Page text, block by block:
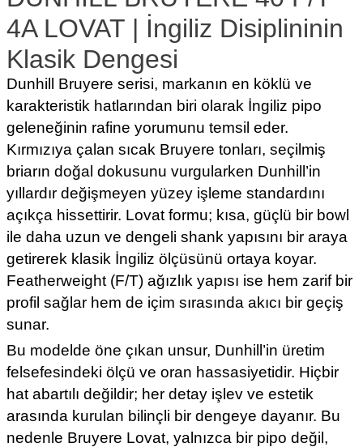
4A LOVAT | İngiliz Disiplininin
Klasik Dengesi
Dunhill Bruyere serisi, markanın en köklü ve
karakteristik hatlarından biri olarak İngiliz pipo
geleneğinin rafine yorumunu temsil eder.
Kırmızıya çalan sıcak Bruyere tonları, seçilmiş
briarın doğal dokusunu vurgularken Dunhill’in
yıllardır değişmeyen yüzey işleme standardını
açıkça hissettirir. Lovat formu; kısa, güçlü bir bowl
ile daha uzun ve dengeli shank yapısını bir araya
getirerek klasik İngiliz ölçüsünü ortaya koyar.
Featherweight (F/T) ağızlık yapısı ise hem zarif bir
profil sağlar hem de içim sırasında akıcı bir geçiş
sunar.
Bu modelde öne çıkan unsur, Dunhill’in üretim
felsefesindeki ölçü ve oran hassasiyetidir. Hiçbir
hat abartılı değildir; her detay işlev ve estetik
arasında kurulan bilinçli bir dengeye dayanır. Bu
nedenle Bruyere Lovat, yalnızca bir pipo değil,